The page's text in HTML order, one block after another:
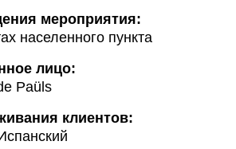
мероприятия:
населенного пункта
лицо:
Paüls
клиентов: